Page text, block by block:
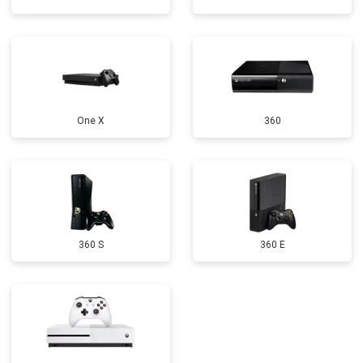
One X 360
360 S 360 E